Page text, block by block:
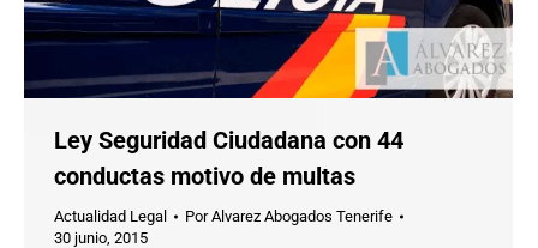
Ley Seguridad Ciudadana con 44
conductas motivo de multas
Actualidad Legal PorAlvarez Abogados Tenerife
30 junio, 2015